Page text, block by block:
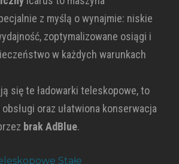
z myślą o wynajmie: niskie
zoptymalizowane osiągi i
w każdych warunkach
się te ładowarki teleskopowe, to
oraz ułatwiona konserwacja
brak AdBlue.